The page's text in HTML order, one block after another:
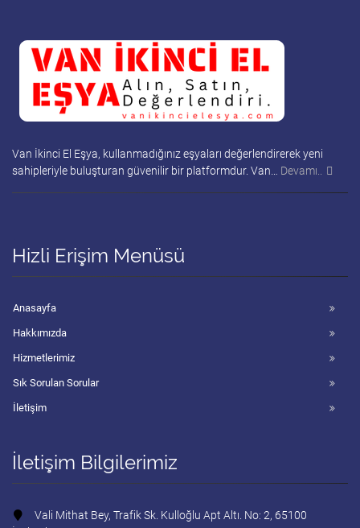
Van İkinci El Eşya, kullanmadığınız eşyaları değerlendirerek yeni
sahipleriyle buluşturan güvenilir bir platformdur. Van… Devamı..
Hizli Erişim Menüsü
Anasayfa
Hakkımızda
Hizmetlerimiz
Sık Sorulan Sorular
İletişim
İletişim Bilgilerimiz
Vali Mithat Bey, Trafik Sk. Kulloğlu Apt Altı. No: 2, 65100